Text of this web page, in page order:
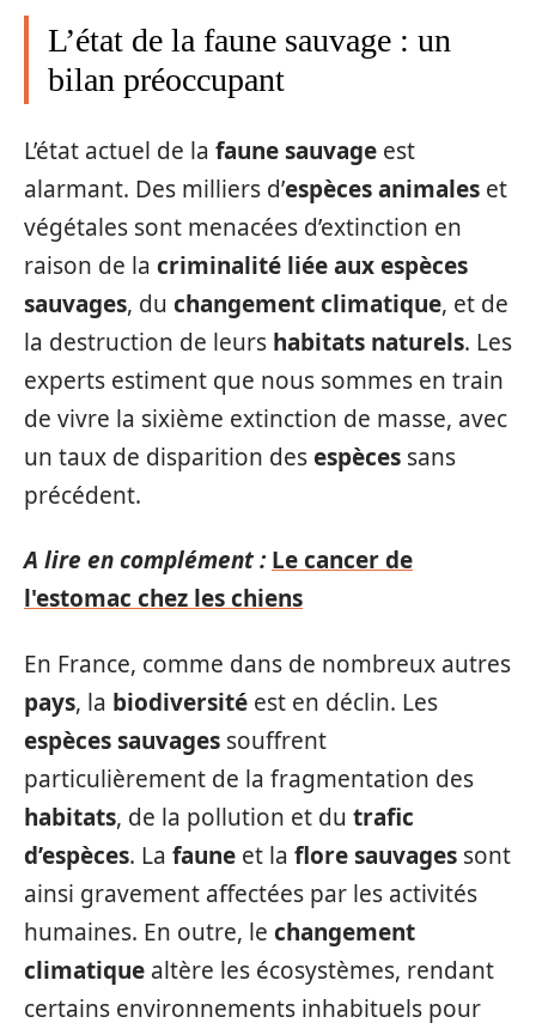
L’état de la faune sauvage : un
bilan préoccupant
L’état actuel de la faune sauvage est
alarmant. Des milliers d’espèces animales et
végétales sont menacées d’extinction en
raison de la criminalité liée aux espèces
sauvages, du changement climatique, et de
la destruction de leurs habitats naturels. Les
experts estiment que nous sommes en train
de vivre la sixième extinction de masse, avec
un taux de disparition desespèces sans
précédent.
A lire en complément : Le cancer de
l'estomac chez les chiens
En France, comme dans de nombreux autres
pays, la biodiversité est en déclin. Les
espèces sauvages souffrent
particulièrement de la fragmentation des
habitats, de la pollution et du trafic
d’espèces. La faune et la flore sauvages sont
ainsi gravement affectées par les activités
humaines. En outre, le changement
climatique altère les écosystèmes, rendant
certains environnements inhabituels pour